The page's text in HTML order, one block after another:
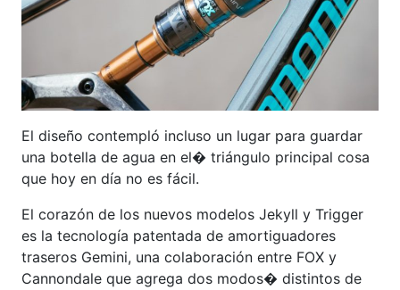
El diseño contempló incluso un lugar para guardar
una botella de agua en el� triángulo principal cosa
que hoy en día no es fácil.
El corazón de los nuevos modelos Jekyll y Trigger
es la tecnología patentada de amortiguadores
traseros Gemini, una colaboración entre FOX y
Cannondale que agrega dos modos� distintos de